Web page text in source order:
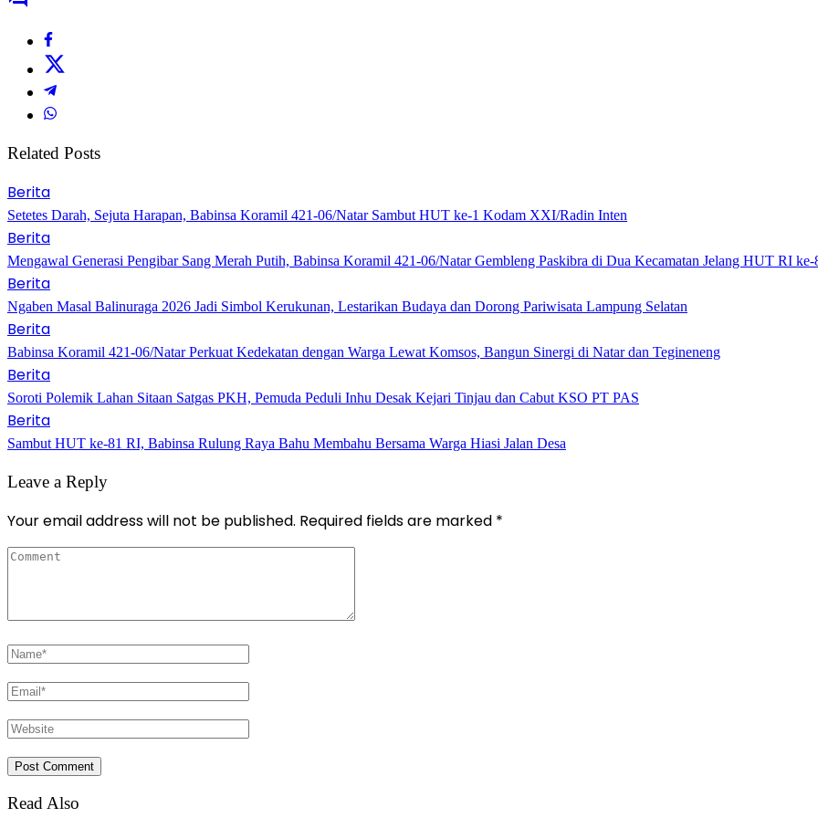
Related Posts
Berita
Setetes Darah, Sejuta Harapan, Babinsa Koramil 421-06/Natar Sambut HUT ke-1 Kodam XXI/Radin Inten
Berita
Mengawal Generasi Pengibar Sang Merah Putih, Babinsa Koramil 421-06/Natar Gembleng Paskibra di Dua Kecamatan Jelang HUT RI ke-
Berita
Ngaben Masal Balinuraga 2026 Jadi Simbol Kerukunan, Lestarikan Budaya dan Dorong Pariwisata Lampung Selatan
Berita
Babinsa Koramil 421-06/Natar Perkuat Kedekatan dengan Warga Lewat Komsos, Bangun Sinergi di Natar dan Tegineneng
Berita
Soroti Polemik Lahan Sitaan Satgas PKH, Pemuda Peduli Inhu Desak Kejari Tinjau dan Cabut KSO PT PAS
Berita
Sambut HUT ke-81 RI, Babinsa Rulung Raya Bahu Membahu Bersama Warga Hiasi Jalan Desa
Leave a Reply
Your email address will not be published. Required fields are marked *
Read Also